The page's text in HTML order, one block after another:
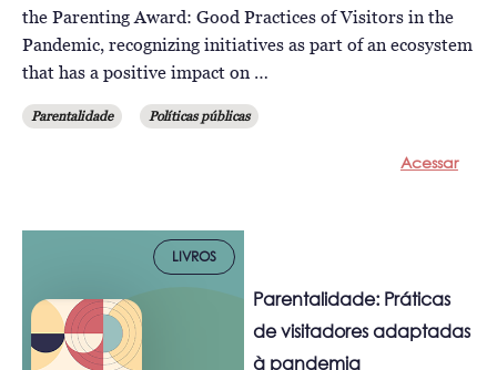
the Parenting Award: Good Practices of Visitors in the
Pandemic, recognizing initiatives as part of an ecosystem
that has a positive impact on …
Parentalidade Políticas públicas
Acessar
LIVROS
Parentalidade: Práticas
de visitadores adaptadas
à pandemia